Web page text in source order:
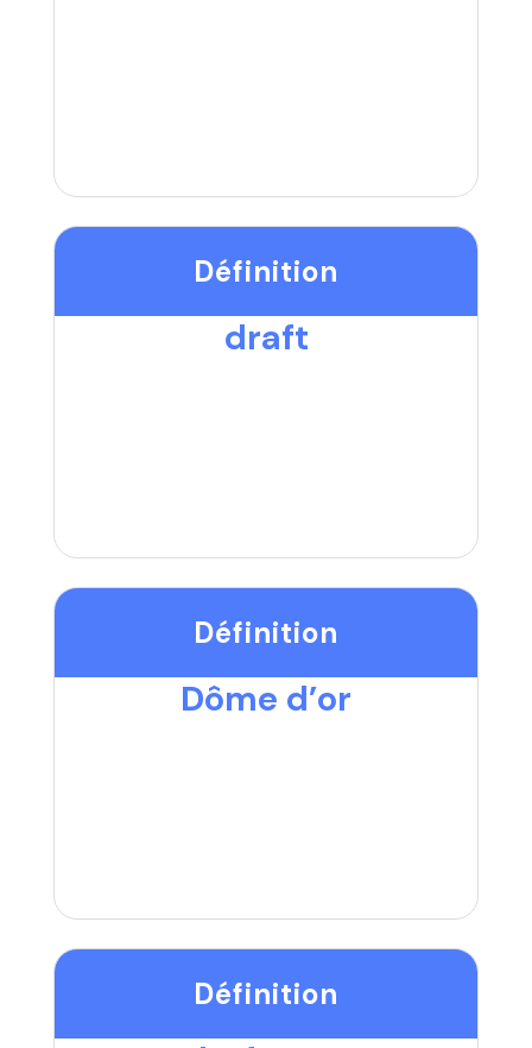
Définition
draft
Définition
Dôme d’or
Définition